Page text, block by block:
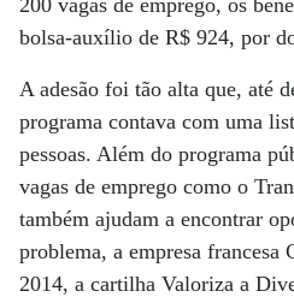
200 vagas de emprego, os
bolsa-auxílio de R$ 924, por
A adesão foi tão alta que, até
programa contava com uma
pessoas. Além do programa
vagas de emprego como o
também ajudam a encontrar
problema, a empresa
2014, a cartilha Valoriza a